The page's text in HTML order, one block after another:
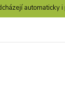
automaticky i